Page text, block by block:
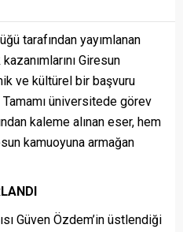
tarafından yayımlanan
Giresun
ve kültürel bir başvuru
Tamamı üniversitede görev
kaleme alınan eser, hem
kamuoyuna armağan
Güven Özdem’in üstlendiği